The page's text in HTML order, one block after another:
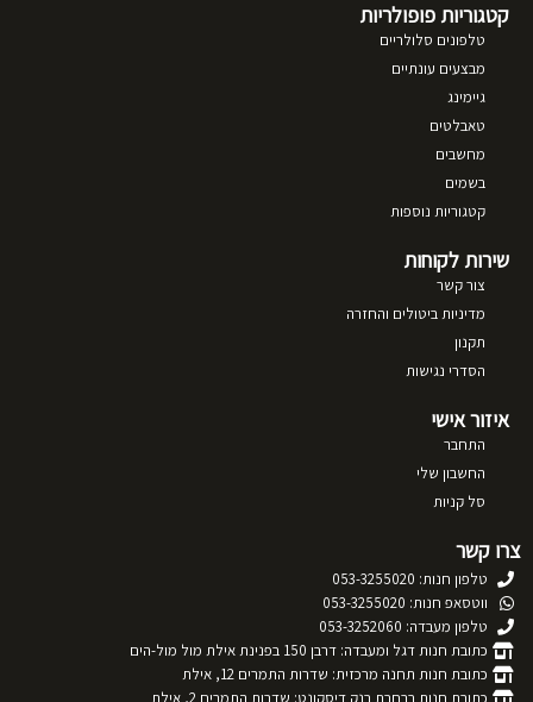
קטגוריות פופולריות
טלפונים סלולריים
מבצעים עונתיים
גיימינג
טאבלטים
מחשבים
בשמים
קטגוריות נוספות
שירות לקוחות
צור קשר
מדיניות ביטולים והחזרה
תקנון
הסדרי נגישות
איזור אישי
התחבר
החשבון שלי
סל קניות
צרו קשר
טלפון חנות: 053-3255020
ווטסאפ חנות: 053-3255020
טלפון מעבדה: 053-3252060
כתובת חנות דגל ומעבדה: דרבן 150 בפנינת אילת מול מול-הים
כתובת חנות תחנה מרכזית: שדרות התמרים 12, אילת
כתובת חנות ברחבת בנק דיסקונט: שדרות התמרים 2, אילת